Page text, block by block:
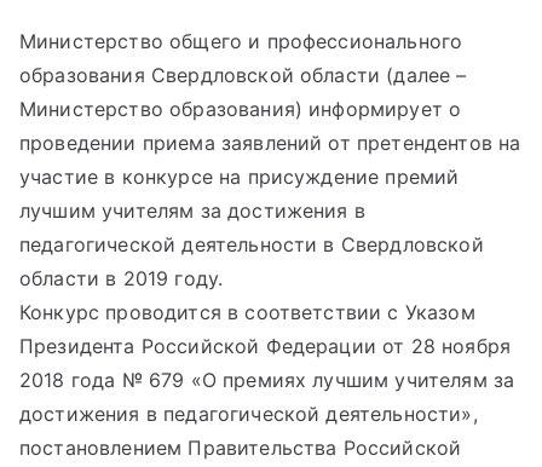
Министерство общего и профессионального
образования Свердловской области (далее –
Министерство образования) информирует о
проведении приема заявлений от претендентов на
участие в конкурсе на присуждение премий
лучшим учителям за достижения в
педагогической деятельности в Свердловской
области в 2019 году.
Конкурс проводится в соответствии с Указом
Президента Российской Федерации от 28 ноября
2018 года № 679 «О премиях лучшим учителям за
достижения в педагогической деятельности»,
постановлением Правительства Российской